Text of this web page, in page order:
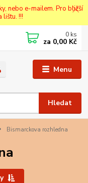
nebo e-mailem. Pro bližší
lištu. !!!
Menu
Hledat
0 ks
za 0,00 Kč
Bismarckova rozhledna